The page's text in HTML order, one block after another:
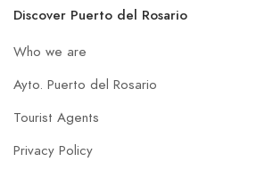
Discover Puerto del Rosario
Who we are
Ayto. Puerto del Rosario
Tourist Agents
Privacy Policy